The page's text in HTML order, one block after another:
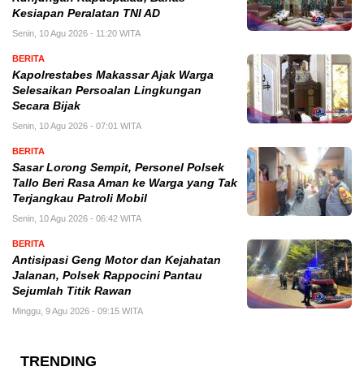
Kesiapan Peralatan TNI AD
Senin, 10 Agu 2026 - 11:20 WITA
BERITA
Kapolrestabes Makassar Ajak Warga
Selesaikan Persoalan Lingkungan
Secara Bijak
Senin, 10 Agu 2026 - 07:01 WITA
BERITA
Sasar Lorong Sempit, Personel Polsek
Tallo Beri Rasa Aman ke Warga yang Tak
Terjangkau Patroli Mobil
Senin, 10 Agu 2026 - 06:42 WITA
BERITA
Antisipasi Geng Motor dan Kejahatan
Jalanan, Polsek Rappocini Pantau
Sejumlah Titik Rawan
Minggu, 9 Agu 2026 - 09:15 WITA
TRENDING